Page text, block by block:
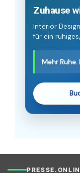
Zuhause
Interior
für ein
Mehr